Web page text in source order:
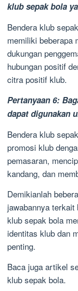
klub sepak bola
Bendera klub
memiliki beberapa
dukungan
hubungan positif
citra positif klub.
Pertanyaan 6:
dapat digunakan
Bendera klub
promosi klub
pemasaran,
kandang, dan
Demikianlah
jawabannya
klub sepak bola
identitas klub dan
penting.
Baca juga artikel
klub sepak bola.